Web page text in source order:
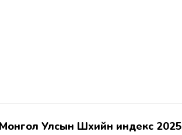
Монгол Улсын Шүүхийн индекс 2025